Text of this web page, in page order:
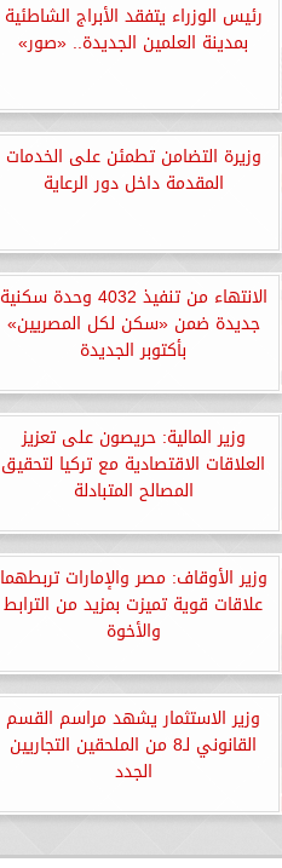
رئيس الوزراء يتفقد الأبراج الشاطئية
بمدينة العلمين الجديدة.. «صور»
وزيرة التضامن تطمئن على الخدمات
المقدمة داخل دور الرعاية
الانتهاء من تنفيذ 4032 وحدة سكنية
جديدة ضمن «سكن لكل المصريين»
بأكتوبر الجديدة
وزير المالية: حريصون على تعزيز
العلاقات الاقتصادية مع تركيا لتحقيق
المصالح المتبادلة
وزير الأوقاف: مصر والإمارات تربطهما
علاقات قوية تميزت بمزيد من الترابط
والأخوة
وزير الاستثمار يشهد مراسم القسم
القانوني لـ8 من الملحقين التجاريين
الجدد